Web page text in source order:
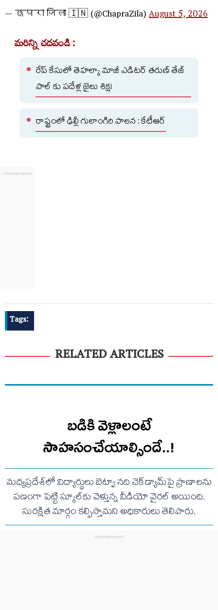
— छपरा जिला 🇮🇳 (@ChapraZila)August 5, 2026
మరిన్ని చదవండి :
రేప్ కేసులో తెహల్కా మాజీ ఎడిటర్ తరుణ్ తేజ్
పాల్ కు పదేళ్ల జైలు శిక్ష!
రాష్ట్రంలో ఢిల్లీ గులాంగిరి పాలన : కేటీఆర్
Tags:
RELATED ARTICLES
బడికి వెళ్లాలంటే
సాహసంచేయాల్సిందే..!
మధ్యప్రదేశ్‌లో విద్యార్థులు బెట్వా నది చెక్‌డ్యామ్‌పై ప్రాణాలను
పణంగా పెట్టి స్కూల్‌కు వెళ్తున్న వీడియో వైరల్ అయింది.
సురక్షిత మార్గం కల్పిస్తామని అధికారులు తెలిపారు.